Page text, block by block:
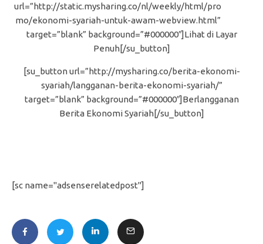
url=”http://static.mysharing.co/nl/weekly/html/pro
mo/ekonomi-syariah-untuk-awam-webview.html”
target=”blank” background=”#000000″]Lihat di Layar
Penuh[/su_button]
[su_button url=”http://mysharing.co/berita-ekonomi-
syariah/langganan-berita-ekonomi-syariah/”
target=”blank” background=”#000000″]Berlangganan
Berita Ekonomi Syariah[/su_button]
[sc name="adsenserelatedpost"]